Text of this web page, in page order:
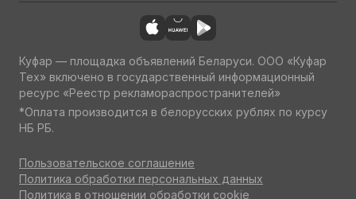
Куфар — площадка объявлений Беларуси. ООО «Куфар
Тех» включено в государственный информационный
ресурс «Реестр рекламораспространителей»
*Оплата производится в белорусских рублях по курсу
НБ РБ.
Пользовательское соглашение
Политика обработки персональных данных
Политика в отношении обработки cookie